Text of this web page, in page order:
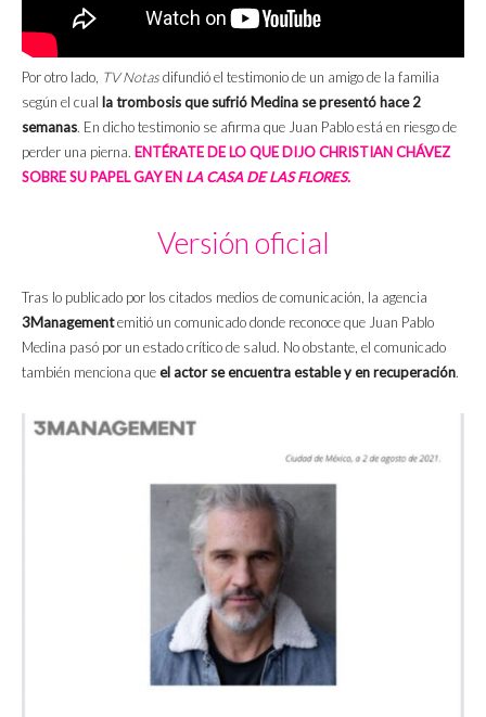
Por otro lado, TV Notasdifundió el testimonio de un amigo de la familia
según el cual la trombosis que sufrió Medina se presentó hace 2
semanas. En dicho testimonio se afirma que Juan Pablo está en riesgo de
perder una pierna. ENTÉRATE DE LO QUE DIJO CHRISTIAN CHÁVEZ
SOBRE SU PAPEL GAY EN LA CASA DE LAS FLORES.
Versión oficial
Tras lo publicado por los citados medios de comunicación, la agencia
3Managementemitió un comunicado donde reconoce que Juan Pablo
Medina pasó por un estado crítico de salud. No obstante, el comunicado
también menciona queel actor se encuentra estable y en recuperación.